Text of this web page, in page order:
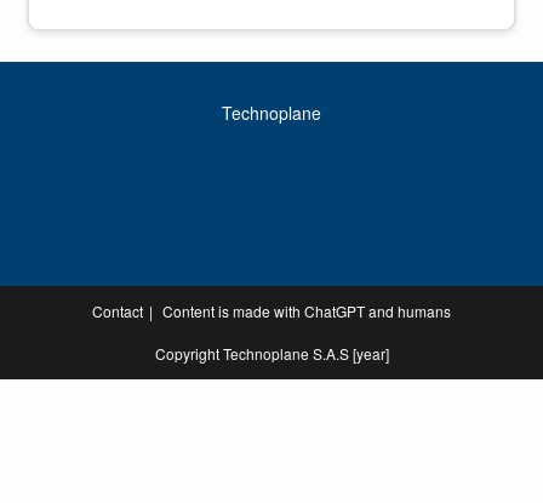
Technoplane
Contact Content is made with ChatGPT and humans
Copyright Technoplane S.A.S [year]